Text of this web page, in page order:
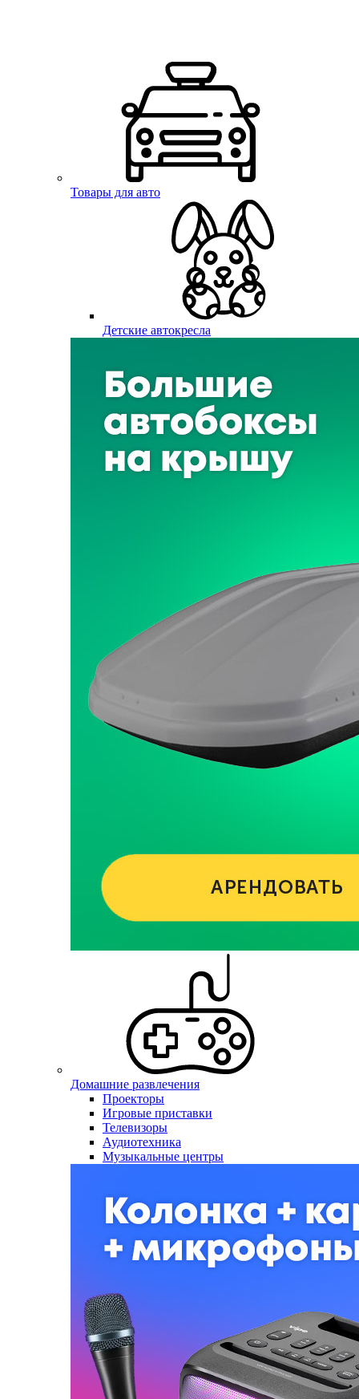
Товары для авто
Детские автокресла
Домашние развлечения
Проекторы
Игровые приставки
Телевизоры
Аудиотехника
Музыкальные центры